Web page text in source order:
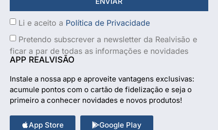
Li e aceito a Política de Privacidade
Pretendo subscrever a newsletter da Realvisão e
ficar a par de todas as informações e novidades
APP REALVISÃO
Instale a nossa app e aproveite vantagens exclusivas:
acumule pontos com o cartão de fidelização e seja o
primeiro a conhecer novidades e novos produtos!
App Store Google Play